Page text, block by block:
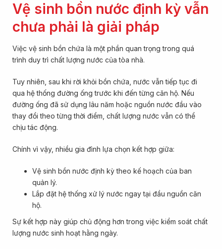
Vệ sinh bồn nước định kỳ vẫn
chưa phải là giải pháp
Việc vệ sinh bồn chứa là một phần quan trọng trong quá
trình duy trì chất lượng nước của tòa nhà.
Tuy nhiên, sau khi rời khỏi bồn chứa, nước vẫn tiếp tục đi
qua hệ thống đường ống trước khi đến từng căn hộ. Nếu
đường ống đã sử dụng lâu năm hoặc nguồn nước đầu vào
thay đổi theo từng thời điểm, chất lượng nước vẫn có thể
chịu tác động.
Chính vì vậy, nhiều gia đình lựa chọn kết hợp giữa:
Vệ sinh bồn nước định kỳ theo kế hoạch của ban
quản lý.
Lắp đặt hệ thống xử lý nước ngay tại đầu nguồn căn
hộ.
Sự kết hợp này giúp chủ động hơn trong việc kiểm soát chất
lượng nước sinh hoạt hằng ngày.